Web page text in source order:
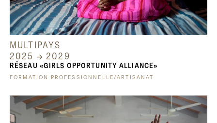
MULTIPAYS
2025 → 2029
RÉSEAU «GIRLS OPPORTUNITY ALLIANCE»
FORMATION PROFESSIONNELLE/ARTISANAT